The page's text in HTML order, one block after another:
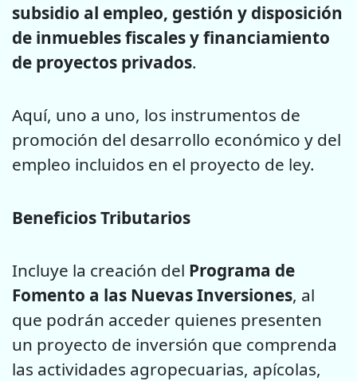
subsidio al empleo, gestión y disposición
de inmuebles fiscales y financiamiento
de proyectos privados.
Aquí, uno a uno, los instrumentos de
promoción del desarrollo económico y del
empleo incluidos en el proyecto de ley.
Beneficios Tributarios
Incluye la creación del Programa de
Fomento a las Nuevas Inversiones, al
que podrán acceder quienes presenten
un proyecto de inversión que comprenda
las actividades agropecuarias, apícolas,